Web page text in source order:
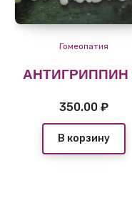
Гомеопатия
АНТИГРИППИН
350.00₽
В корзину